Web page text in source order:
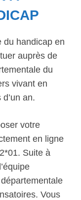
du handicap en
auprès de
du
vivant en
an.
votre
en ligne
Suite à
Vous